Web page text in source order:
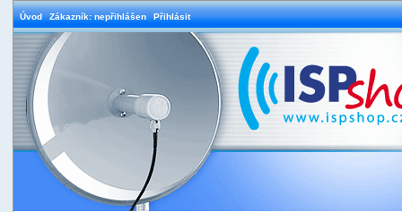
Úvod Zákazník: nepřihlášen Přihlásit